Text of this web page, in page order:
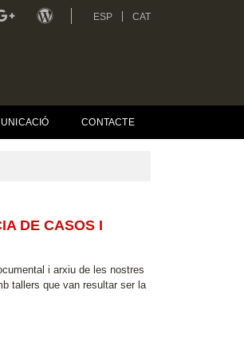
ESP CAT
CONTACTE
DE CASOS I
i arxiu de les nostres
tallers que van resultar ser la